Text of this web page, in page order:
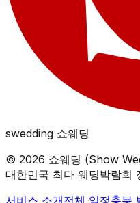
swedding 쇼웨딩
© 2026 쇼웨딩 (Show
대한민국 최다 웨딩박람회